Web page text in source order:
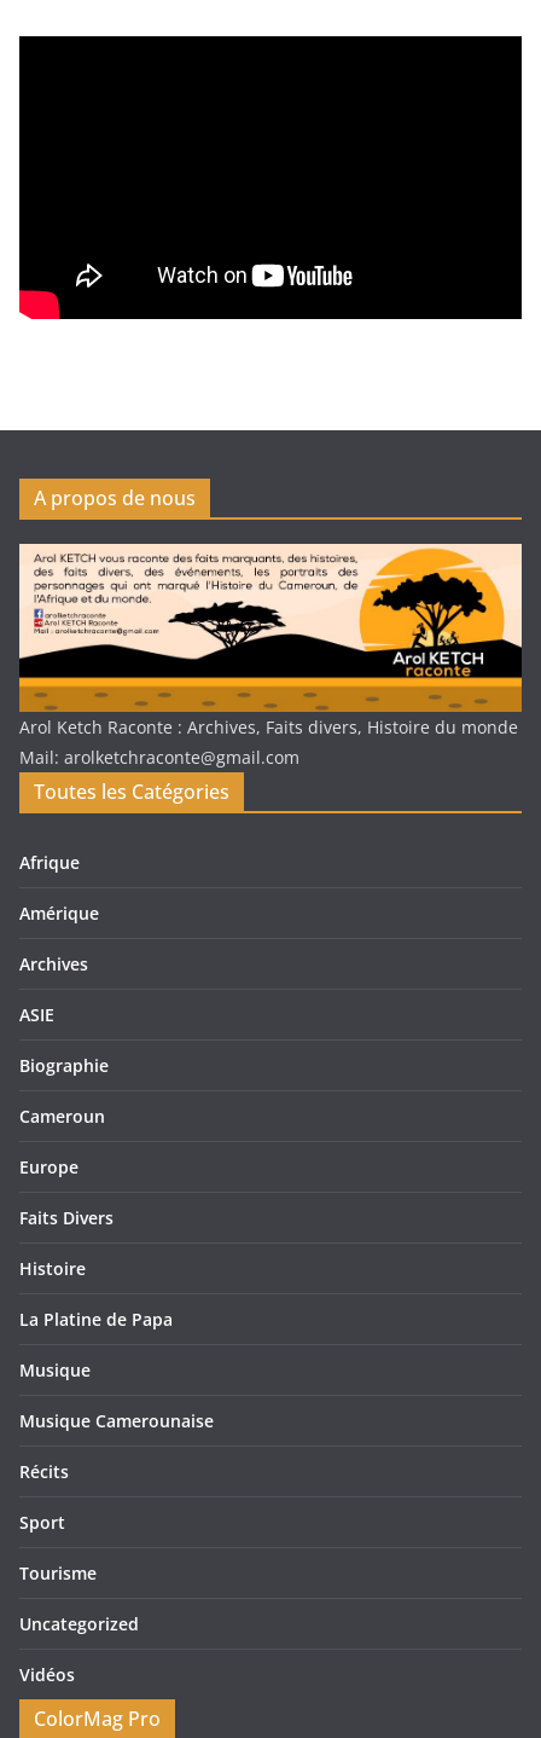
A propos de nous
Arol Ketch Raconte : Archives, Faits divers, Histoire du monde
Mail: arolketchraconte@gmail.com
Toutes les Catégories
Afrique
Amérique
Archives
ASIE
Biographie
Cameroun
Europe
Faits Divers
Histoire
La Platine de Papa
Musique
Musique Camerounaise
Récits
Sport
Tourisme
Uncategorized
Vidéos
ColorMag Pro